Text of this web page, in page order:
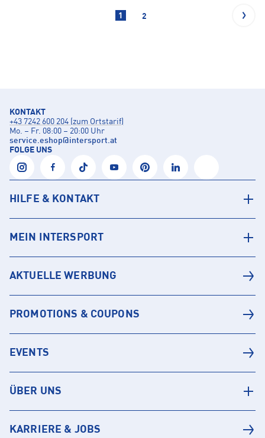
1 2
KONTAKT
+43 7242 600 204 (zum Ortstarif)
Mo. – Fr. 08:00 – 20:00 Uhr
service.eshop@intersport.at
FOLGE UNS
HILFE & KONTAKT
MEIN INTERSPORT
AKTUELLE WERBUNG
PROMOTIONS & COUPONS
EVENTS
ÜBER UNS
KARRIERE & JOBS